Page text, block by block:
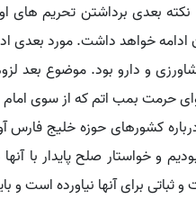
بعدی برداشتن تحریم های
ادامه خواهد داشت. مورد بعدی
و دارو بود. موضوع بعد
حرمت بمب اتم که از سوی
کشورهای حوزه خلیج فارس
و خواستار صلح پایدار با
ثباتی برای آنها نیاورده است و